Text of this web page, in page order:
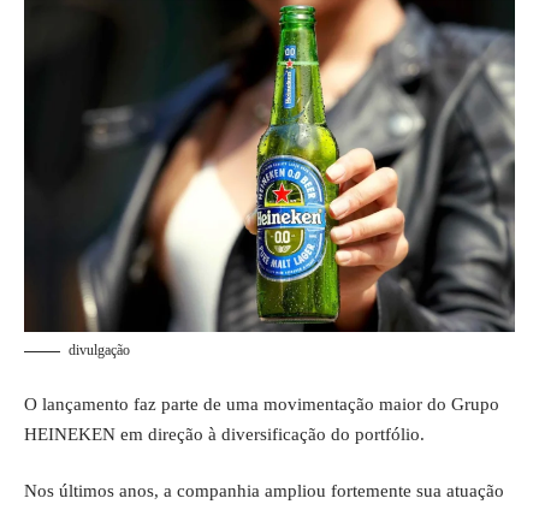
divulgação
O lançamento faz parte de uma movimentação maior do Grupo
HEINEKEN em direção à diversificação do portfólio.
Nos últimos anos, a companhia ampliou fortemente sua atuação